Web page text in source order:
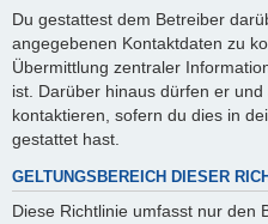
Du gestattest dem Betreiber
angegebenen Kontaktdaten zu
Übermittlung zentraler
ist. Darüber hinaus dürfen er
kontaktieren, sofern du dies in
gestattet hast.
GELTUNGSBEREICH DIESER
Diese Richtlinie umfasst nur den